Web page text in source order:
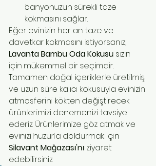
banyonuzun sürekli taze
kokmasını sağlar.
Eğer evinizin her an taze ve
davetkar kokmasını istiyorsanız,
Lavanta Bambu Oda Kokusu sizin
için mükemmel bir seçimdir.
Tamamen doğal içeriklerle üretilmiş
ve uzun süre kalıcı kokusuyla evinizin
atmosferini kökten değiştirecek
ürünlerimizi denemenizi tavsiye
ederiz. Ürünlerimize göz atmak ve
evinizi huzurla doldurmak için
Silavant Mağazası'nı ziyaret
edebilirsiniz.